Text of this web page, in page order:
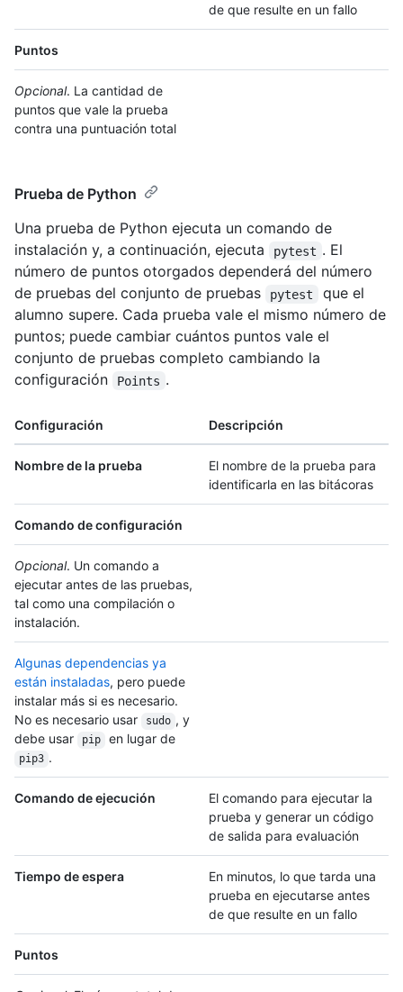
de que resulte en un fallo
Puntos
Opcional. La cantidad de
puntos que vale la prueba
contra una puntuación total
Prueba de Python
Una prueba de Python ejecuta un comando de
instalación y, a continuación, ejecuta
pytest . El
número de puntos otorgados dependerá del número
de pruebas del conjunto de pruebas
pytest
que el
alumno supere. Cada prueba vale el mismo número de
puntos; puede cambiar cuántos puntos vale el
conjunto de pruebas completo cambiando la
configuración
Points .
Configuración Descripción
Nombre de la prueba
El nombre de la prueba para
identificarla en las bitácoras
Comando de configuración
Opcional. Un comando a
ejecutar antes de las pruebas,
tal como una compilación o
instalación.
Algunas dependencias ya
están instaladas, pero puede
instalar más si es necesario.
No es necesario usar
sudo , y
debe usar
pip en lugar de
pip3 .
Comando de ejecución
El comando para ejecutar la
prueba y generar un código
de salida para evaluación
Tiempo de espera
En minutos, lo que tarda una
prueba en ejecutarse antes
de que resulte en un fallo
Puntos